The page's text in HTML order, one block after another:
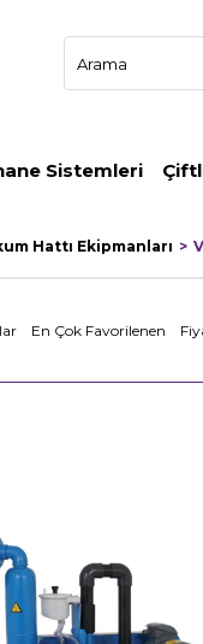
Sistemleri
Hattı Ekipmanları
En Çok Favorilenen